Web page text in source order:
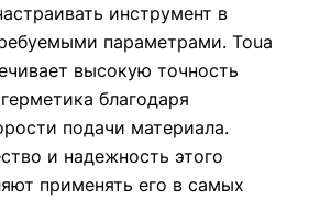
инструмент в
параметрами. Toua
высокую точность
благодаря
подачи материала.
и надежность этого
применять его в самых